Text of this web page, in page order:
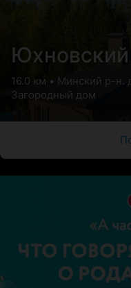
Юхновский
16.0 км • Минский р-н.
Загородный дом